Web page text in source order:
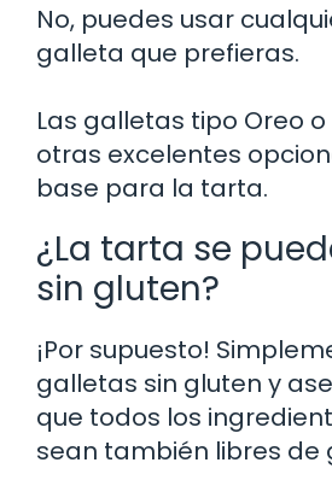
No, puedes usar
galleta que prefieras.
Las galletas tipo Oreo
otras excelentes
base para la tarta.
¿La tarta se
sin gluten?
¡Por supuesto!
galletas sin gluten y
que todos los
sean también libres de